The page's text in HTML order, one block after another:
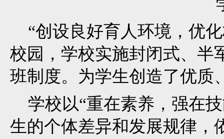
“创设良好育人环境，优
校园，学校实施封闭式、半
班制度。为学生创造了优质
学校以“重在素养，强在
生的个体差异和发展规律，